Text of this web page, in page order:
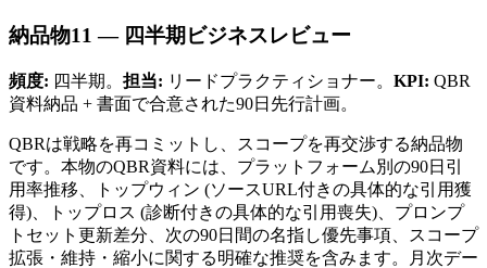
納品物11 — 四半期ビジネスレビュー
頻度: 四半期。 担当: リードプラクティショナー。 KPI: QBR
資料納品 + 書面で合意された90日先行計画。
QBRは戦略を再コミットし、スコープを再交渉する納品物
です。本物のQBR資料には、プラットフォーム別の90日引
用率推移、トップウィン (ソースURL付きの具体的な引用獲
得)、トップロス (診断付きの具体的な引用喪失)、プロンプ
トセット更新差分、次の90日間の名指し優先事項、スコープ
拡張・維持・縮小に関する明確な推奨を含みます。月次デー